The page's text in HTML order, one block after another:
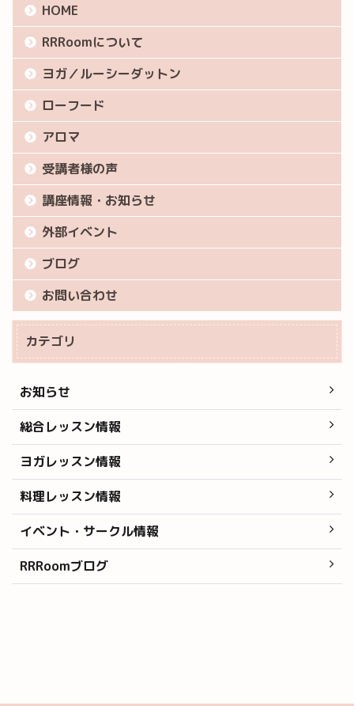
HOME
RRRoomについて
ヨガ／ルーシーダットン
ローフード
アロマ
受講者様の声
講座情報・お知らせ
外部イベント
ブログ
お問い合わせ
カテゴリ
お知らせ
総合レッスン情報
ヨガレッスン情報
料理レッスン情報
イベント・サークル情報
RRRoomブログ